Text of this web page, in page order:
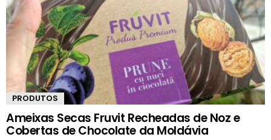
PRODUTOS
Ameixas Secas Fruvit Recheadas de Noz e
Cobertas de Chocolate da Moldávia